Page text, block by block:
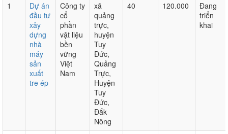
1
Dự án
đầu tư
xây
dựng
nhà
máy
sản
xuất
tre ép
Công ty
cổ
phần
vật liệu
bền
vững
Việt
Nam
xã
quảng
trực,
huyện
Tuy
Đức,
Quảng
Trực,
Huyện
Tuy
Đức,
Đắk
Nông
40 120.000
Đang
triển
khai